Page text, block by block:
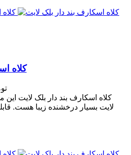
کلاه
کلاه اسکارف بند دار بلک لایت
لایت بسیار درخشنده زیبا هست.